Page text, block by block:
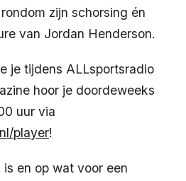
zijn schorsing én
van Jordan Henderson.
je tijdens ALLsportsradio
hoor je doordeweeks
uur via
player!
en op wat voor een